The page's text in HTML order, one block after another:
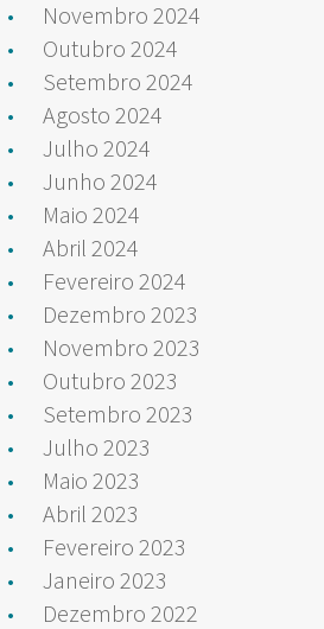
Novembro 2024
Outubro 2024
Setembro 2024
Agosto 2024
Julho 2024
Junho 2024
Maio 2024
Abril 2024
Fevereiro 2024
Dezembro 2023
Novembro 2023
Outubro 2023
Setembro 2023
Julho 2023
Maio 2023
Abril 2023
Fevereiro 2023
Janeiro 2023
Dezembro 2022